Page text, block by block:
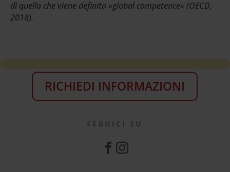
di quella che viene definita «global competence» (OECD,
2018).
RICHIEDI INFORMAZIONI
SEGUICI SU